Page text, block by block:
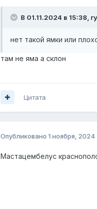
В 01.11.2024 в 15:38,
нет такой ямки или
там не яма а склон
Цитата
Опубликовано 1 ноября, 2024
Мастацембелус